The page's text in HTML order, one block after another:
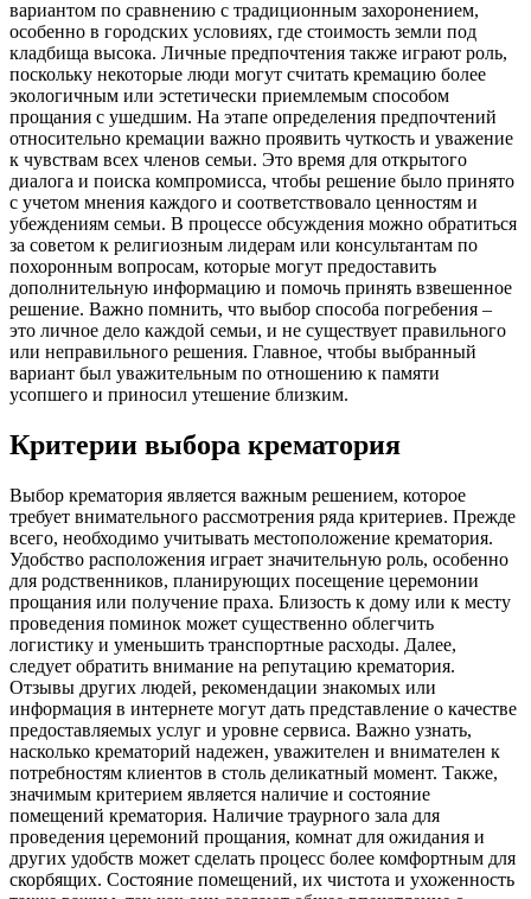
вариантом по сравнению с традиционным захоронением,
особенно в городских условиях, где стоимость земли под
кладбища высока. Личные предпочтения также играют роль,
поскольку некоторые люди могут считать кремацию более
экологичным или эстетически приемлемым способом
прощания с ушедшим. На этапе определения предпочтений
относительно кремации важно проявить чуткость и уважение
к чувствам всех членов семьи. Это время для открытого
диалога и поиска компромисса, чтобы решение было принято
с учетом мнения каждого и соответствовало ценностям и
убеждениям семьи. В процессе обсуждения можно обратиться
за советом к религиозным лидерам или консультантам по
похоронным вопросам, которые могут предоставить
дополнительную информацию и помочь принять взвешенное
решение. Важно помнить, что выбор способа погребения –
это личное дело каждой семьи, и не существует правильного
или неправильного решения. Главное, чтобы выбранный
вариант был уважительным по отношению к памяти
усопшего и приносил утешение близким.
Критерии выбора крематория
Выбор крематория является важным решением, которое
требует внимательного рассмотрения ряда критериев. Прежде
всего, необходимо учитывать местоположение крематория.
Удобство расположения играет значительную роль, особенно
для родственников, планирующих посещение церемонии
прощания или получение праха. Близость к дому или к месту
проведения поминок может существенно облегчить
логистику и уменьшить транспортные расходы. Далее,
следует обратить внимание на репутацию крематория.
Отзывы других людей, рекомендации знакомых или
информация в интернете могут дать представление о качестве
предоставляемых услуг и уровне сервиса. Важно узнать,
насколько крематорий надежен, уважителен и внимателен к
потребностям клиентов в столь деликатный момент. Также,
значимым критерием является наличие и состояние
помещений крематория. Наличие траурного зала для
проведения церемоний прощания, комнат для ожидания и
других удобств может сделать процесс более комфортным для
скорбящих. Состояние помещений, их чистота и ухоженность